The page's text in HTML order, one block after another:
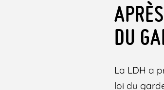
DU
La LDH a
loi du